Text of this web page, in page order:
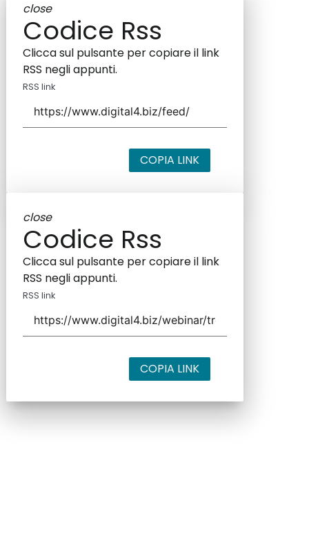
close
Codice Rss
Clicca sul pulsante per copiare il link
RSS negli appunti.
RSS link
COPIA LINK
close
Codice Rss
Clicca sul pulsante per copiare il link
RSS negli appunti.
RSS link
COPIA LINK